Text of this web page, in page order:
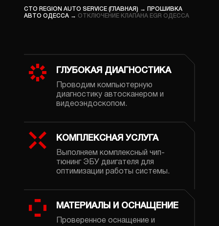
СТО REGION AUTO SERVICE (ГЛАВНАЯ) →
ПРОШИВКА
АВТО ОДЕССА → ОТКЛЮЧЕНИЕ КЛАПАНА EGR ОДЕССА
ГЛУБОКАЯ ДИАГНОСТИКА
Проводим компьютерную
диагностику автосканером и
видеоэндоскопом.
КОМПЛЕКСНАЯ УСЛУГА
Выполняем комплексный чип-
тюнинг ЭБУ двигателя для
оптимизации работы системы.
МАТЕРИАЛЫ И ОСНАЩЕНИЕ
Проверенное оснащение и